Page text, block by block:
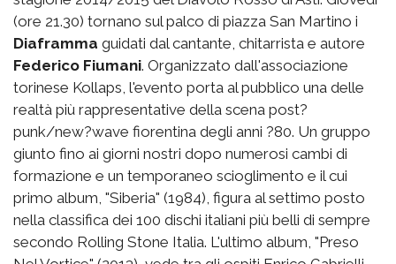
(ore 21.30) tornano sul palco di piazza San Martino i
Diaframma guidati dal cantante, chitarrista e autore
Federico Fiumani. Organizzato dall'associazione
torinese Kollaps, l'evento porta al pubblico una delle
realtà più rappresentative della scena post?
punk/new?wave fiorentina degli anni ?80. Un gruppo
giunto fino ai giorni nostri dopo numerosi cambi di
formazione e un temporaneo scioglimento e il cui
primo album, "Siberia" (1984), figura al settimo posto
nella classifica dei 100 dischi italiani più belli di sempre
secondo Rolling Stone Italia. L'ultimo album, "Preso